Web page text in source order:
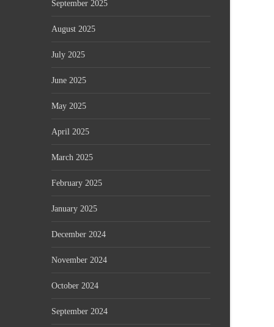
September 2025
August 2025
July 2025
June 2025
May 2025
April 2025
March 2025
February 2025
January 2025
December 2024
November 2024
October 2024
September 2024